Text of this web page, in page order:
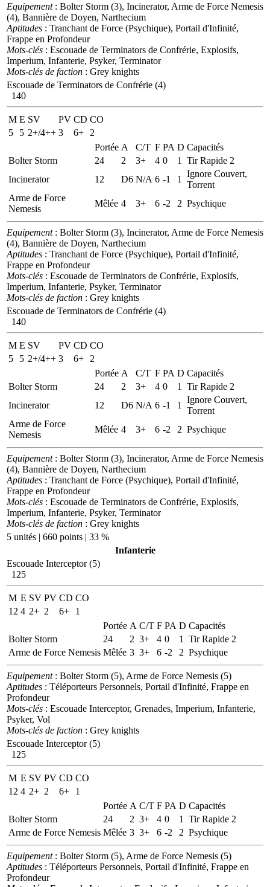
Equipement: Bolter Storm (3), Incinerator, Arme de Force Nemesis
(4), Bannière de Doyen, Narthecium
Aptitudes : Tranchant de Force (Psychique), Portail d'Infinité,
Frappe en Profondeur
Mots-clés : Escouade de Terminators de Confrérie, Explosifs,
Imperium, Infanterie, Psyker, Terminator
Mots-clés de faction : Grey knights
Escouade de Terminators de Confrérie (4)
140
M E SV PV CD CO
5
5 2+/4++ 3 6+
2
Portée A C/T F PA D Capacités
Bolter Storm
24 2 3+ 4 0 1
Tir Rapide 2
Incinerator
12 D6 N/A 6 -1 1
Ignore Couvert,
Torrent
Arme de Force
Nemesis
Mêlée 4 3+ 6 -2 2 Psychique
Equipement: Bolter Storm (3), Incinerator, Arme de Force Nemesis
(4), Bannière de Doyen, Narthecium
Aptitudes : Tranchant de Force (Psychique), Portail d'Infinité,
Frappe en Profondeur
Mots-clés : Escouade de Terminators de Confrérie, Explosifs,
Imperium, Infanterie, Psyker, Terminator
Mots-clés de faction : Grey knights
Escouade de Terminators de Confrérie (4)
140
M E SV PV CD CO
5
5 2+/4++ 3 6+
2
Portée A C/T F PA D Capacités
Bolter Storm
24 2 3+ 4 0 1
Tir Rapide 2
Incinerator
12 D6 N/A 6 -1 1
Ignore Couvert,
Torrent
Arme de Force
Nemesis
Mêlée 4 3+ 6 -2 2 Psychique
Equipement: Bolter Storm (3), Incinerator, Arme de Force Nemesis
(4), Bannière de Doyen, Narthecium
Aptitudes : Tranchant de Force (Psychique), Portail d'Infinité,
Frappe en Profondeur
Mots-clés : Escouade de Terminators de Confrérie, Explosifs,
Imperium, Infanterie, Psyker, Terminator
Mots-clés de faction : Grey knights
5 unités | 660 points | 33 %
Infanterie
Escouade Interceptor (5)
125
M E SV PV CD CO
12 4 2+ 2 6+
1
Portée A C/T F PA D Capacités
Bolter Storm
24 2 3+ 4 0 1
Tir Rapide 2
Arme de Force Nemesis Mêlée 3 3+ 6 -2 2 Psychique
Equipement: Bolter Storm (5), Arme de Force Nemesis (5)
Aptitudes : Téléporteurs Personnels, Portail d'Infinité, Frappe en
Profondeur
Mots-clés : Escouade Interceptor, Grenades, Imperium, Infanterie,
Psyker, Vol
Mots-clés de faction : Grey knights
Escouade Interceptor (5)
125
M E SV PV CD CO
12 4 2+ 2 6+
1
Portée A C/T F PA D Capacités
Bolter Storm
24 2 3+ 4 0 1
Tir Rapide 2
Arme de Force Nemesis Mêlée 3 3+ 6 -2 2 Psychique
Equipement: Bolter Storm (5), Arme de Force Nemesis (5)
Aptitudes : Téléporteurs Personnels, Portail d'Infinité, Frappe en
Profondeur